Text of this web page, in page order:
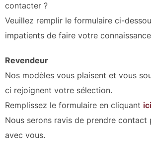
contacter ?
Veuillez remplir le formulaire ci-
impatients de faire votre
Revendeur
Nos modèles vous plaisent et vous
ci rejoignent votre sélection.
Remplissez le formulaire en cliquant ici
Nous serons ravis de prendre contact
avec vous.